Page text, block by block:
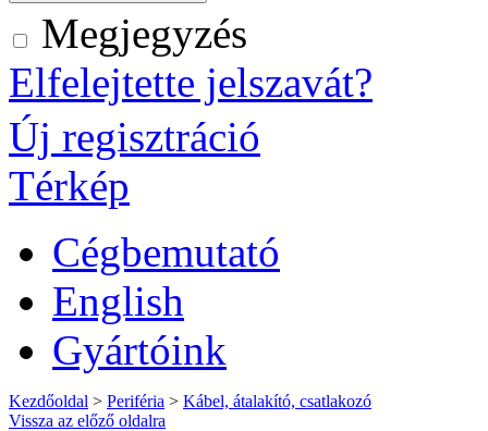
Megjegyzés
Elfelejtette jelszavát?
Új regisztráció
Térkép
Cégbemutató
English
Gyártóink
Kezdőoldal > Periféria > Kábel, átalakító, csatlakozó
Vissza az előző oldalra